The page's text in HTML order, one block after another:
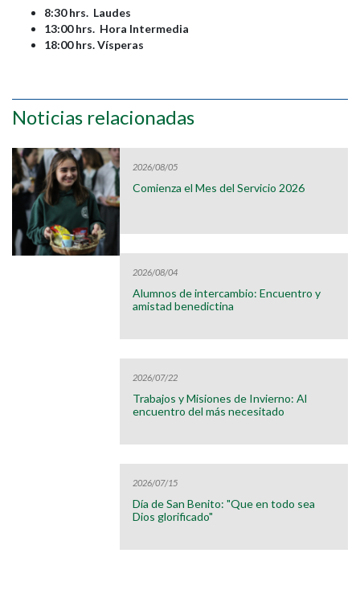
8:30 hrs. Laudes
13:00 hrs. Hora Intermedia
18:00 hrs. Vísperas
Noticias relacionadas
2026/08/05
Comienza el Mes del Servicio 2026
2026/08/04
Alumnos de intercambio: Encuentro y
amistad benedictina
2026/07/22
Trabajos y Misiones de Invierno: Al
encuentro del más necesitado
2026/07/15
Día de San Benito: "Que en todo sea
Dios glorificado"